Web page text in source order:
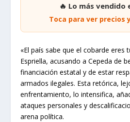
🔥 Lo más vendido
Toca para ver precios
«El país sabe que el cobarde eres
Espriella, acusando a Cepeda de
financiación estatal y de estar
armados ilegales. Esta retórica,
enfrentamiento, lo intensifica,
ataques personales y
arena política.